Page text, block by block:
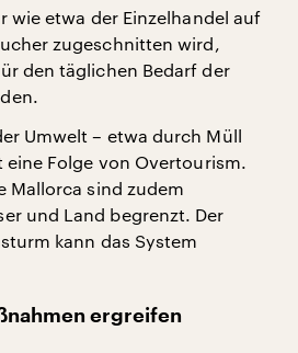
wie etwa der Einzelhandel auf
zugeschnitten wird,
den täglichen Bedarf der
Umwelt – etwa durch Müll
eine Folge von Overtourism.
Mallorca sind zudem
und Land begrenzt. Der
kann das System
ergreifen